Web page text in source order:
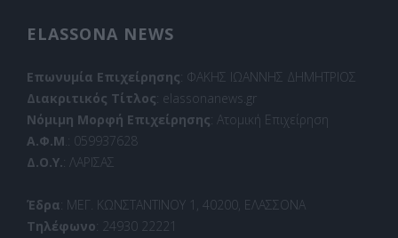
ELASSONA NEWS
Επωνυμία Επιχείρησης: ΦΑΚΗΣ ΙΩΑΝΝΗΣ ΔΗΜΗΤΡΙΟΣ
Διακριτικός Τίτλος: elassonanews.gr
Νόμιμη Μορφή Επιχείρησης: Ατομική Επιχείρηση
Α.Φ.Μ .: 059937628
Δ.Ο.Υ.: ΛΑΡΙΣΑΣ
Έδρα: ΜΕΓ. ΚΩΝΣΤΑΝΤΙΝΟΥ 1, 40200, ΕΛΑΣΣΟΝΑ
Τηλέφωνο: 24930 22221